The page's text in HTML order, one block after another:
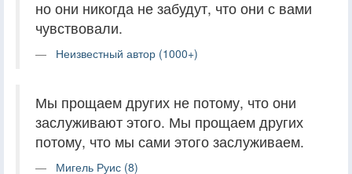
но они никогда не забудут, что они с вами
чувствовали.
Неизвестный автор (1000+)
Мы прощаем других не потому, что они
заслуживают этого. Мы прощаем других
потому, что мы сами этого заслуживаем.
Мигель Руис (8)